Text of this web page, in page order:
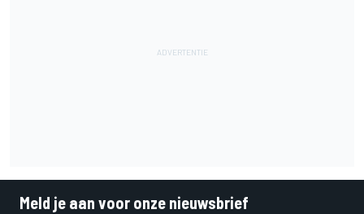
Meld je aan voor onze nieuwsbrief